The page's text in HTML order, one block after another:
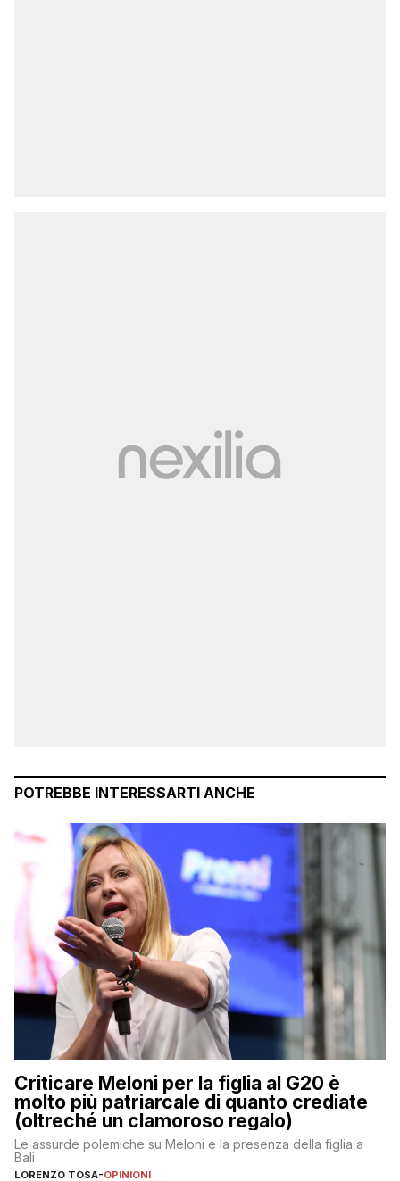
POTREBBE INTERESSARTI ANCHE
Criticare Meloni per la figlia al G20 è
molto più patriarcale di quanto crediate
(oltreché un clamoroso regalo)
Le assurde polemiche su Meloni e la presenza della figlia a
Bali
LORENZO TOSA-OPINIONI